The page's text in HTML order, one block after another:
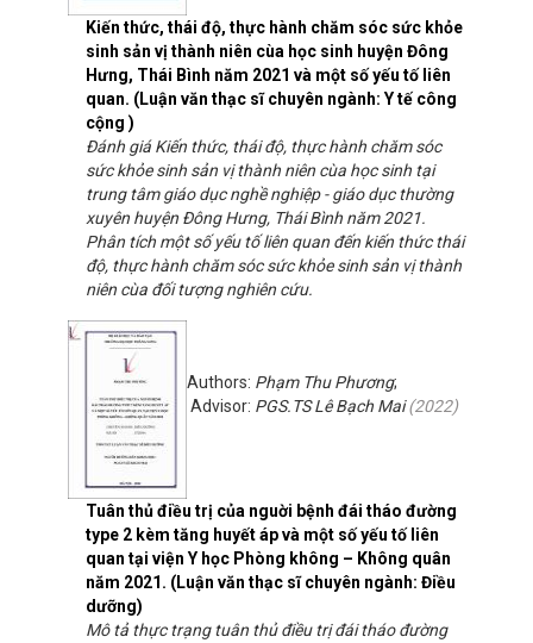
Kiến thức, thái độ, thực hành chăm sóc sức khỏe
sinh sản vị thành niên cùa học sinh huyện Đông
Hưng, Thái Bình năm 2021 và một số yếu tố liên
quan. (Luận văn thạc sĩ chuyên ngành: Y tế công
cộng )
Đánh giá Kiến thức, thái độ, thực hành chăm sóc
sức khỏe sinh sản vị thành niên cùa học sinh tại
trung tâm giáo dục nghề nghiệp - giáo dục thường
xuyên huyện Đông Hưng, Thái Bình năm 2021.
Phân tích một số yếu tố liên quan đến kiến thức thái
độ, thực hành chăm sóc sức khỏe sinh sản vị thành
niên cùa đối tượng nghiên cứu.
Tuân thủ điều trị của nguời bệnh đái tháo đường
type 2 kèm tăng huyết áp và một số yếu tố liên
quan tại viện Y học Phòng không – Không quân
năm 2021. (Luận văn thạc sĩ chuyên ngành: Điều
dưỡng)
Authors: Phạm Thu Phương;
Advisor: PGS.TS Lê Bạch Mai(2022)
Mô tả thực trạng tuân thủ điều trị đái tháo đường